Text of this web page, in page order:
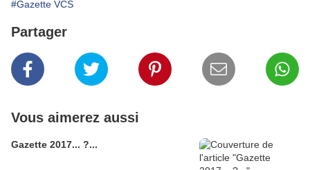
#Gazette VCS
Partager
Vous aimerez aussi
Gazette 2017... ?...